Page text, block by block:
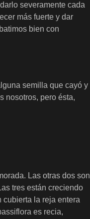
severamente cada
más fuerte y dar
bien con
semilla que cayó y
nosotros, pero ésta,
Las otras dos son
tres están creciendo
cubierta la reja entera
es recia,